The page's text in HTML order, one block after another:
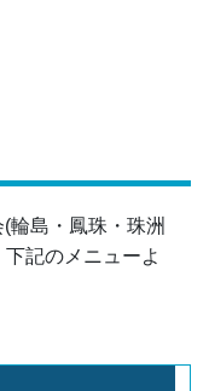
輪島・鳳珠・珠洲
記のメニューよ